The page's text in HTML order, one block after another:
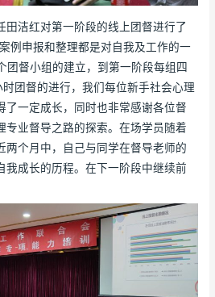
田洁红对第一阶段的线上团督进行了
例申报和整理都是对自我及工作的一
团督小组的建立，到第一阶段每组四
团督的进行，我们每位新手社会心理
了一定成长，同时也非常感谢各位督
专业督导之路的探索。在场学员随着
两个月中，自己与同学在督导老师的
我成长的历程。在下一阶段中继续前